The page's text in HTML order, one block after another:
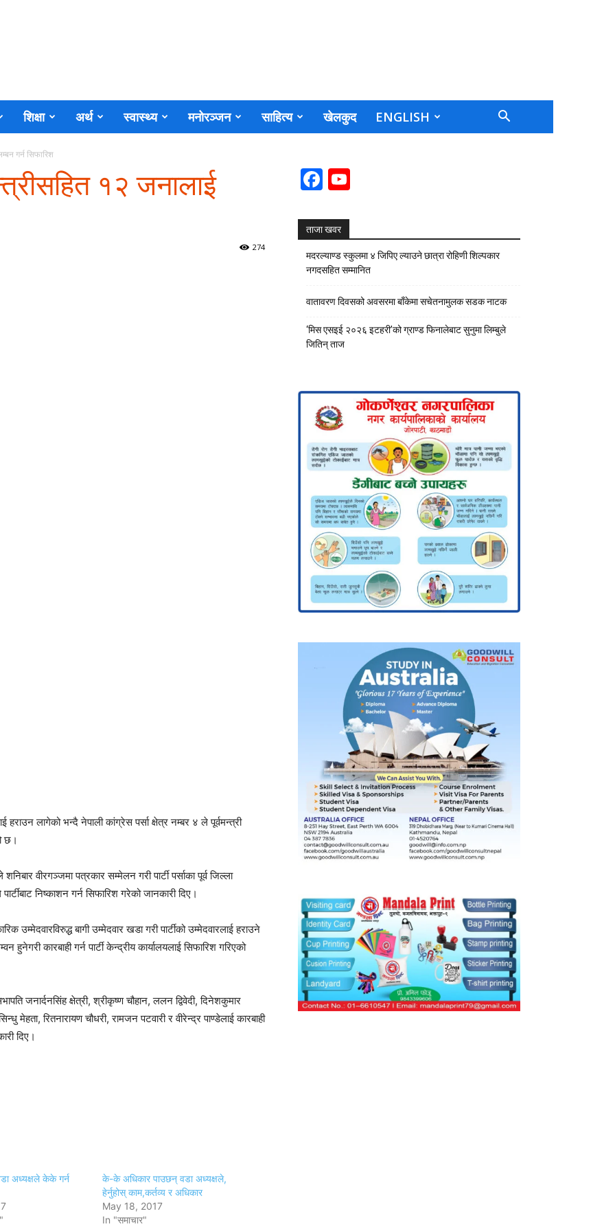
शिक्षा अर्थ स्वास्थ्य मनोरञ्जन साहित्य खेलकुद ENGLISH
गर्न सिफारिश
१२ जनालाई
274
हराउन लागेको भन्दै नेपाली कांग्रेस पर्सा क्षेत्र नम्बर ४ ले पूर्वमन्त्री
छ।
वीरगञ्जमा पत्रकार सम्मेलन गरी पार्टी पर्साका पूर्व जिल्ला
निष्काशन गर्न सिफारिश गरेको जानकारी दिए।
बागी उम्मेदवार खडा गरी पार्टीको उम्मेदवारलाई हराउने
कारबाही गर्न पार्टी केन्द्रीय कार्यालयलाई सिफारिश गरिएको
जनार्दनसिंह क्षेत्री, श्रीकृष्ण चौहान, ललन द्विवेदी, दिनेशकुमार
मेहता, रितनारायण चौधरी, रामजन पटवारी र वीरेन्द्र पाण्डेलाई कारबाही
दिए।
अध्यक्षले केके गर्न
के-के अधिकार पाउछन् वडा अध्यक्षले,
हेर्नुहोस् काम,कर्तव्य र अधिकार
May 18, 2017
In "समाचार"
Facebook
ताजा खवर
मदरल्याण्ड स्कुलमा ४ जिपिए ल्याउने छात्रा रोहिणी शिल्पकार
नगदसहित सम्मानित
वातावरण दिवसको अवसरमा बाँकेमा सचेतनामुलक सडक नाटक
‘मिस एसइई २०२६ इटहरी’को ग्राण्ड फिनालेबाट सुनुमा लिम्बुले
जितिन् ताज